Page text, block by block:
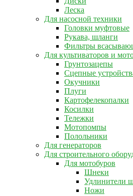
Леска
Для насосной техники
Головки муфтовые
Рукава, шланги
Фильтры
Для культиваторов и
Грунтозацепы
Сцепные
Окучники
Плуги
Картофелекопалки
Косилки
Тележки
Мотопомпы
Полольники
Для генераторов
Для строительного
Для мотобуров
Шнеки
Удлинители
Ножи